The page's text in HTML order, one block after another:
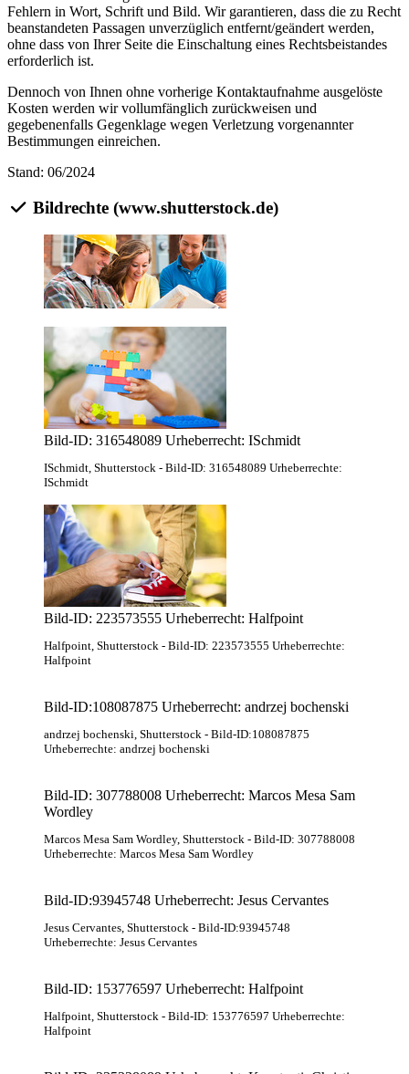
Fehlern in Wort, Schrift und Bild. Wir garantieren, dass die zu Recht
beanstandeten Passagen unverzüglich entfernt/geändert werden,
ohne dass von Ihrer Seite die Einschaltung eines Rechtsbeistandes
erforderlich ist.
Dennoch von Ihnen ohne vorherige Kontaktaufnahme ausgelöste
Kosten werden wir vollumfänglich zurückweisen und
gegebenenfalls Gegenklage wegen Verletzung vorgenannter
Bestimmungen einreichen.
Stand: 06/2024
Bildrechte (www.shutterstock.de)
Bild-ID: 316548089 Urheberrecht: ISchmidt
ISchmidt, Shutterstock - Bild-ID: 316548089 Urheberrechte:
ISchmidt
Bild-ID: 223573555 Urheberrecht: Halfpoint
Halfpoint, Shutterstock - Bild-ID: 223573555 Urheberrechte:
Halfpoint
Bild-ID:108087875 Urheberrecht: andrzej bochenski
andrzej bochenski, Shutterstock - Bild-ID:108087875
Urheberrechte: andrzej bochenski
Bild-ID: 307788008 Urheberrecht: Marcos Mesa Sam
Wordley
Marcos Mesa Sam Wordley, Shutterstock - Bild-ID: 307788008
Urheberrechte: Marcos Mesa Sam Wordley
Bild-ID:93945748 Urheberrecht: Jesus Cervantes
Jesus Cervantes, Shutterstock - Bild-ID:93945748
Urheberrechte: Jesus Cervantes
Bild-ID: 153776597 Urheberrecht: Halfpoint
Halfpoint, Shutterstock - Bild-ID: 153776597 Urheberrechte:
Halfpoint